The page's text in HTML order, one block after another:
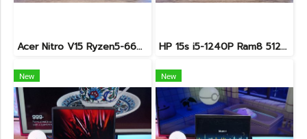
Acer Nitro V15 Ryzen5-6600H RTX2050(4GB) RAM16 512GB SSD จอ15.6นิ้ว FHD 165Hz sRGB100% เกมมิ่งรุ่นใหม่ ดีไซน์เครื่องบาง สวยเท่ดูทันสมัย มีประกันศูนย์2028 ราคาสุดคุ้มเพียง 17,990.- HP 15s i5-1240P Ram8 512GB M.2 จอ15.6นิ้ว FHD IPS สเปคดี ทำงานเก่ง จอใหญ่ มีแป้นตัวเลขแยก ดีไซน์เรียบหรูบางเบา พร้อมใช้งานเพียง 11,990.-เท่านั้น
New New